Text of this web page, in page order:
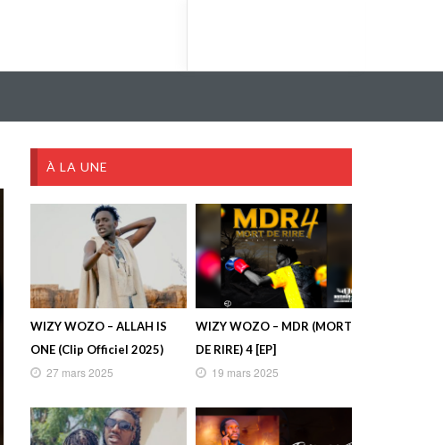
À LA UNE
WIZY WOZO – ALLAH IS
ONE (Clip Officiel 2025)
27 mars 2025
WIZY WOZO – MDR (MORT
DE RIRE) 4 [EP]
19 mars 2025